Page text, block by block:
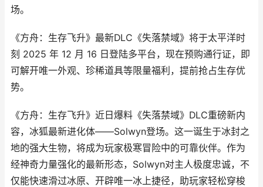
场。
《方舟：生存飞升》最新DLC《失落禁域》将于太平洋时
刻 2025 年 12 月 16 日登陆多平台，现在预购通行证，即
可解开唯一外观、珍稀道具等限量福利，提前抢占生存优
势。
《方舟：生存飞升》近日爆料《失落禁域》DLC重磅新内
容，冰狐最新进化体——Solwyn登场。这一诞生于冰封之
地的强大生物，将成为玩家极寒冒险中的可靠伙伴。作为
经神奇力量强化的最新形态，Solwyn对主人极度忠诚，不
仅能快速滑过冰原、开辟唯一冰上捷径，助玩家轻松穿梭